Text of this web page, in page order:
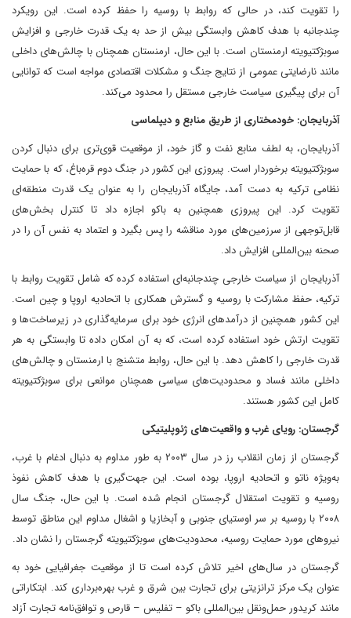
را تقویت کند، در حالی که روابط با روسیه را حفظ کرده است. این رویکرد
چندجانبه با هدف کاهش وابستگی بیش از حد به یک قدرت خارجی و افزایش
سوبژکتیویته ارمنستان است. با این حال، ارمنستان همچنان با چالش‌های داخلی
مانند نارضایتی عمومی از نتایج جنگ و مشکلات اقتصادی مواجه است که توانایی
آن برای پیگیری سیاست خارجی مستقل را محدود می‌کند.
آذربایجان: خودمختاری از طریق منابع و دیپلماسی
آذربایجان، به لطف منابع نفت و گاز خود، از موقعیت قوی‌تری برای دنبال کردن
سوبژکتیویته برخوردار است. پیروزی این کشور در جنگ دوم قره‌باغ، که با حمایت
نظامی ترکیه به دست آمد، جایگاه آذربایجان را به عنوان یک قدرت منطقه‌ای
تقویت کرد. این پیروزی همچنین به باکو اجازه داد تا کنترل بخش‌های
قابل‌توجهی از سرزمین‌های مورد مناقشه را پس بگیرد و اعتماد به نفس آن را در
صحنه بین‌المللی افزایش داد.
آذربایجان از سیاست خارجی چندجانبه‌ای استفاده کرده که شامل تقویت روابط با
ترکیه، حفظ مشارکت با روسیه و گسترش همکاری با اتحادیه اروپا و چین است.
این کشور همچنین از درآمدهای انرژی خود برای سرمایه‌گذاری در زیرساخت‌ها و
تقویت ارتش خود استفاده کرده است، که به آن امکان داده تا وابستگی به هر
قدرت خارجی را کاهش دهد. با این حال، روابط متشنج با ارمنستان و چالش‌های
داخلی مانند فساد و محدودیت‌های سیاسی همچنان موانعی برای سوبژکتیویته
کامل این کشور هستند.
گرجستان: رویای غرب و واقعیت‌های ژئوپلیتیکی
گرجستان از زمان انقلاب رز در سال ۲۰۰۳ به طور مداوم به دنبال ادغام با غرب،
به‌ویژه ناتو و اتحادیه اروپا، بوده است. این جهت‌گیری با هدف کاهش نفوذ
روسیه و تقویت استقلال گرجستان انجام شده است. با این حال، جنگ سال
۲۰۰۸ با روسیه بر سر اوستیای جنوبی و آبخازیا و اشغال مداوم این مناطق توسط
نیروهای مورد حمایت روسیه، محدودیت‌های سوبژکتیویته گرجستان را نشان داد.
گرجستان در سال‌های اخیر تلاش کرده است تا از موقعیت جغرافیایی خود به
عنوان یک مرکز ترانزیتی برای تجارت بین شرق و غرب بهره‌برداری کند. ابتکاراتی
مانند کریدور حمل‌ونقل بین‌المللی باکو – تفلیس – قارص و توافق‌نامه تجارت آزاد